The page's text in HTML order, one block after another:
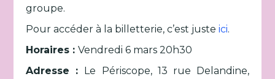
groupe.
Pour accéder à la billetterie, c’est justeici.
Horaires :Vendredi 6 mars 20h30
Adresse : Le Périscope, 13 rue Delandine,